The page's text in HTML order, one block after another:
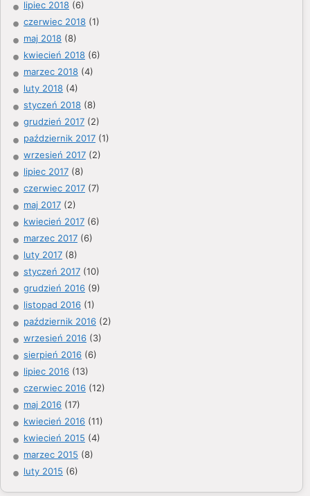
lipiec 2018 (6)
czerwiec 2018 (1)
maj 2018 (8)
kwiecień 2018 (6)
marzec 2018 (4)
luty 2018 (4)
styczeń 2018 (8)
grudzień 2017 (2)
październik 2017 (1)
wrzesień 2017 (2)
lipiec 2017 (8)
czerwiec 2017 (7)
maj 2017 (2)
kwiecień 2017 (6)
marzec 2017 (6)
luty 2017 (8)
styczeń 2017 (10)
grudzień 2016 (9)
listopad 2016 (1)
październik 2016 (2)
wrzesień 2016 (3)
sierpień 2016 (6)
lipiec 2016 (13)
czerwiec 2016 (12)
maj 2016 (17)
kwiecień 2016 (11)
kwiecień 2015 (4)
marzec 2015 (8)
luty 2015 (6)